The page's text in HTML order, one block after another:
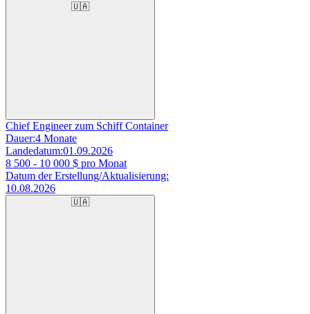
🇺🇦
Chief Engineer zum Schiff Container
Dauer:4 Monate
Landedatum:01.09.2026
8 500 - 10 000 $ pro Monat
Datum der Erstellung/Aktualisierung:
10.08.2026
🇺🇦